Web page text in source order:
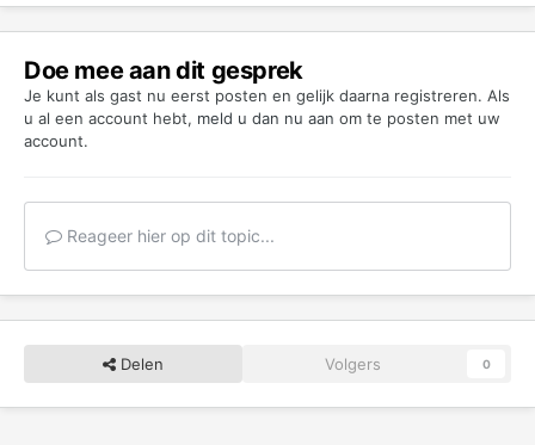
Doe mee aan dit gesprek
Je kunt als gast nu eerst posten en gelijk daarna registreren. Als
u al een account hebt, meld u dan nu aan om te posten met uw
account.
Reageer hier op dit topic...
Delen Volgers 0